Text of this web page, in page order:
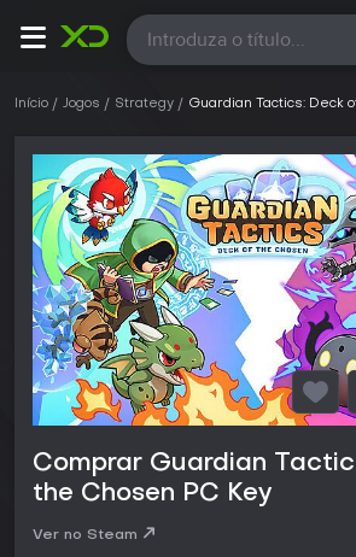
Todas
Início Jogos Strategy Guardian Tactics: Deck
Comprar Guardian
the Chosen PC Key
Ver no Steam